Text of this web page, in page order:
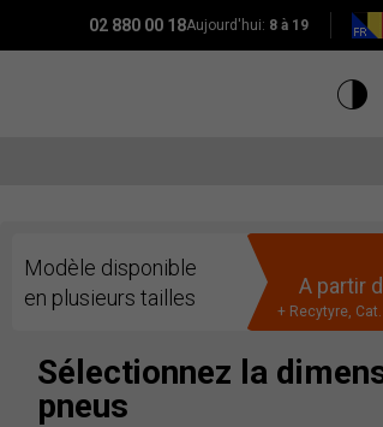
02 880 00 18Aujourd'hui: 8 à 19
Modèle disponible
en plusieurs tailles
A partir
+ Recytyre,
Sélectionnez la
pneus